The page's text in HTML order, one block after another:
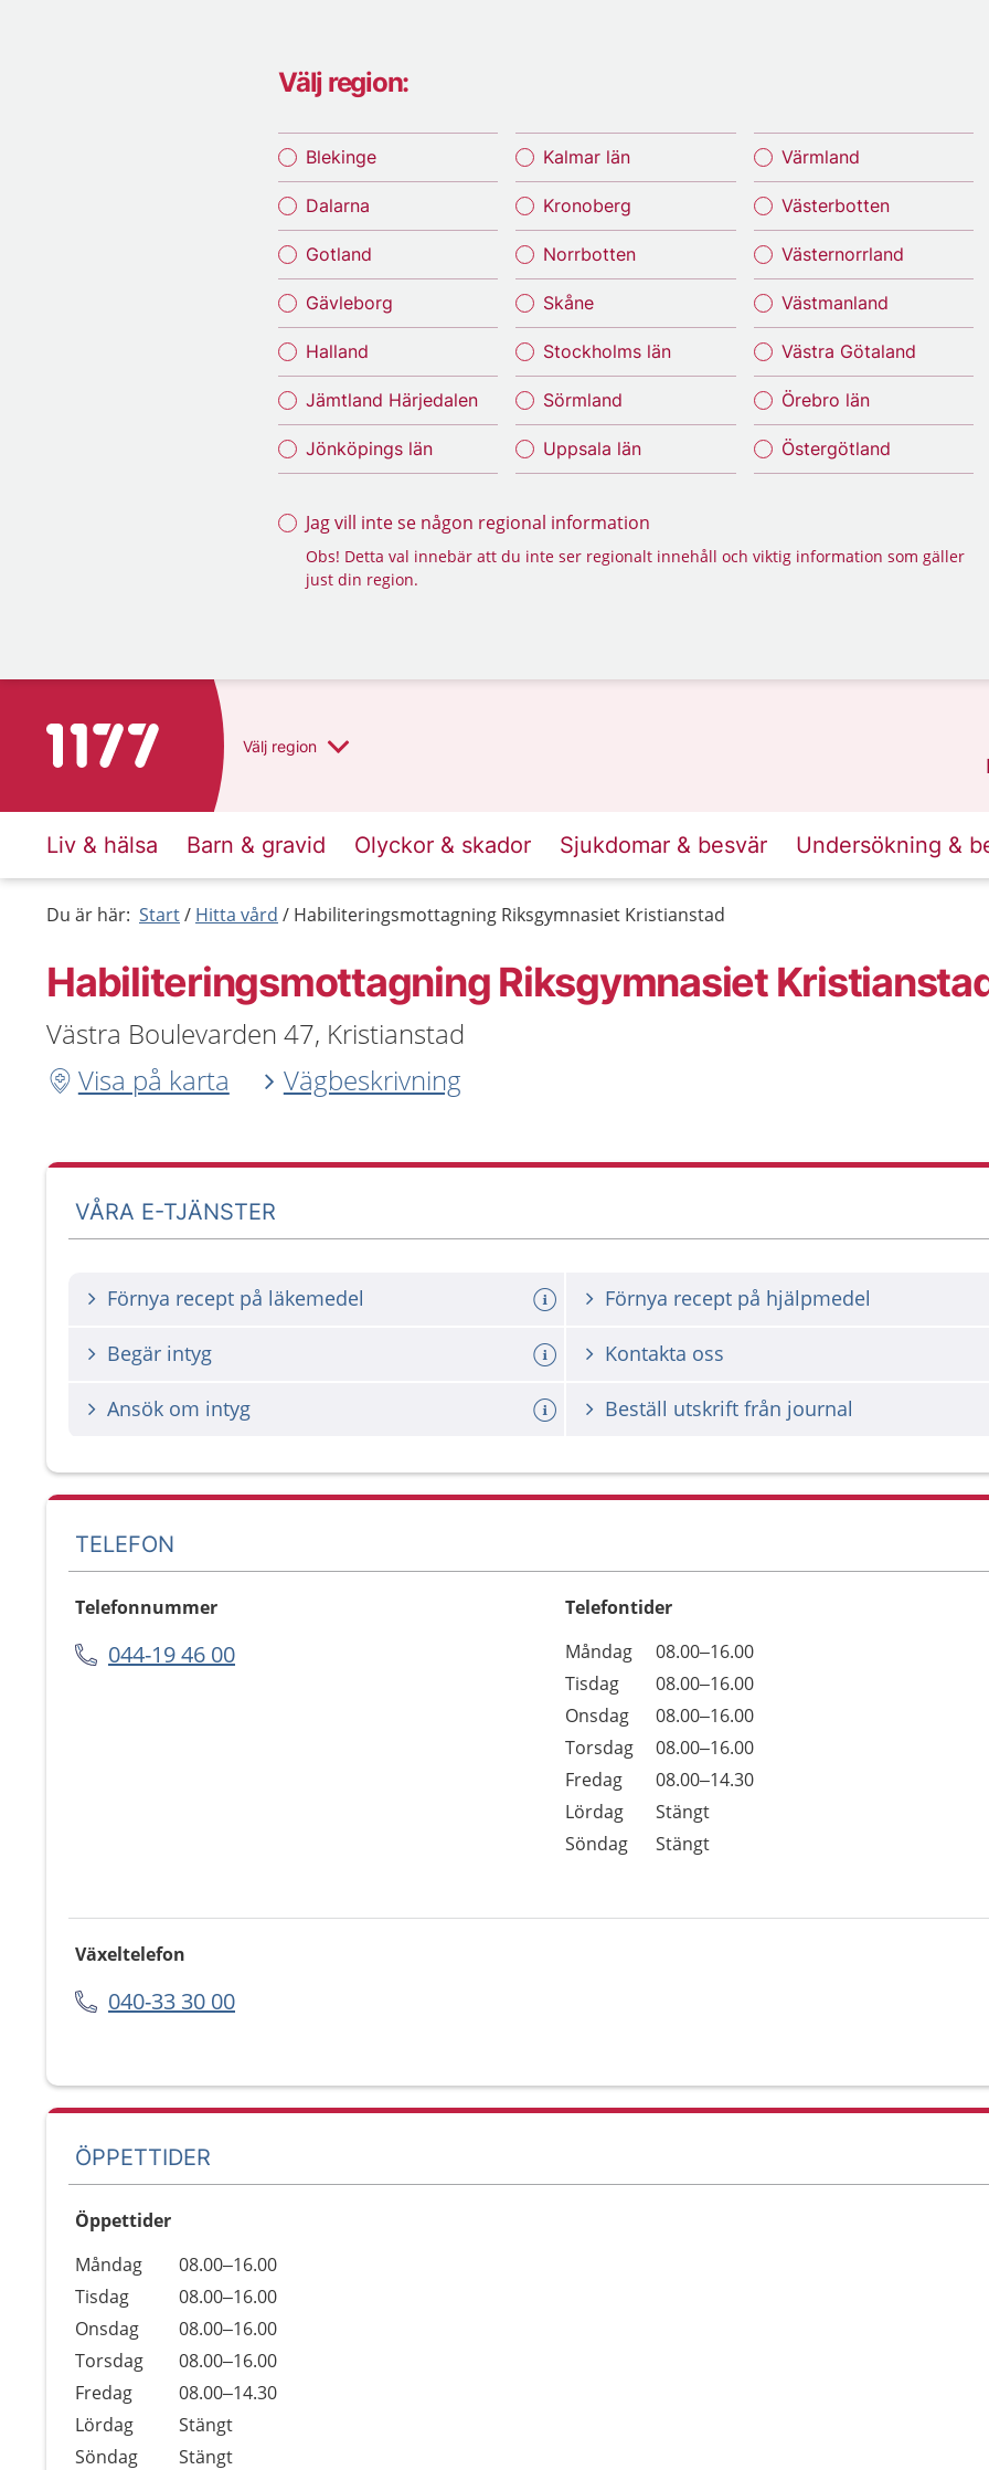
Välj region:
Blekinge
Dalarna
Gotland
Gävleborg
Halland
Jämtland Härjedalen
Jönköpings län
Kalmar län
Kronoberg
Norrbotten
Skåne
Stockholms län
Sörmland
Uppsala län
Värmland
Västerbotten
Västernorrland
Västmanland
Västra Götaland
Örebro län
Östergötland
Jag vill inte se någon regional information
Obs! Detta val innebär att du inte ser regionalt innehåll och viktig information som gäller
just din region.
Till startsidan för 1177 Välj region
Liv & hälsa Barn & gravid Olyckor & skador Sjukdomar & besvär Undersökning &
Du är här: Start Hitta vård Habiliteringsmottagning Riksgymnasiet Kristianstad
Habiliteringsmottagning Riksgymnasiet
Västra Boulevarden 47, Kristianstad
Visa på karta
Vägbeskrivning
VÅRA E-TJÄNSTER
Förnya recept på läkemedel Förnya recept på hjälpmedel
Begär intyg Kontakta oss
Ansök om intyg Beställ utskrift från journal
TELEFON
Telefonnummer
044-19 46 00
Telefontider
Dag
Öppettider
Kommentarer
Måndag
08.00–16.00
Tisdag
08.00–16.00
Onsdag
08.00–16.00
Torsdag
08.00–16.00
Fredag
08.00–14.30
Lördag
Stängt
Söndag
Stängt
Växeltelefon
040-33 30 00
ÖPPETTIDER
Öppettider
Dag
Öppettider
Kommentarer
Måndag
08.00–16.00
Tisdag
08.00–16.00
Onsdag
08.00–16.00
Torsdag
08.00–16.00
Fredag
08.00–14.30
Lördag
Stängt
Söndag
Stängt